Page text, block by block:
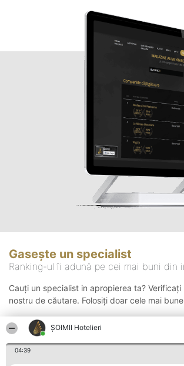
ȘOIMII Hotelieri
04:39
Gasește un specialist
Ranking-ul îi adună pe cei mai buni din
Cauți un specialist in apropierea ta? Verificați
nostru de căutare. Folosiți doar cele mai